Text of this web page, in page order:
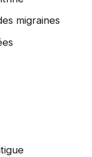
migraines